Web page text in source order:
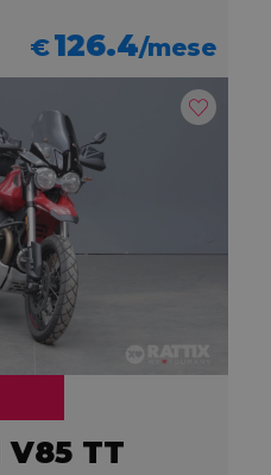
€126.4/mese
V85 TT